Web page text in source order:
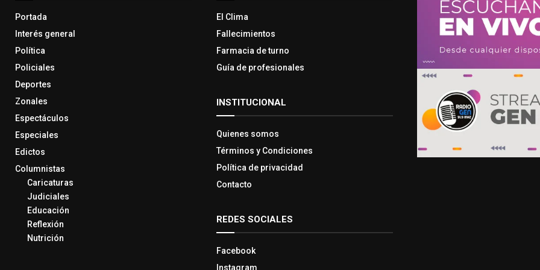
Portada
Interés general
Política
Policiales
Deportes
Zonales
Espectáculos
Especiales
Edictos
Columnistas
Caricaturas
Judiciales
Educación
Reflexión
Nutrición
El Clima
Fallecimientos
Farmacia de turno
Guía de profesionales
INSTITUCIONAL
Quienes somos
Términos y Condiciones
Política de privacidad
Contacto
REDES SOCIALES
Facebook
Instagram